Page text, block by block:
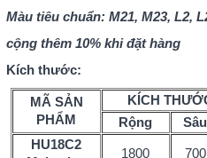
Màu tiêu chuẩn: M21, M23, L2,
cộng thêm 10% khi đặt hàng
Kích thước:
MÃ SẢN
PHẨM
KÍCH
Rộng
Sâu
HU18C2
1800 700